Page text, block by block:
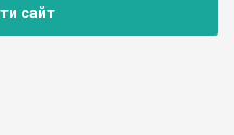
сайт